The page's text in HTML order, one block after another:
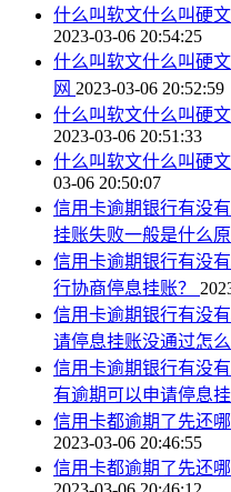
什么叫软文什么叫硬
2023-03-06 20:54:25
什么叫软文什么叫硬
网 2023-03-06 20:52:59
什么叫软文什么叫硬
2023-03-06 20:51:33
什么叫软文什么叫硬
03-06 20:50:07
信用卡逾期银行有没
挂账失败一般是什么原
信用卡逾期银行有没
行协商停息挂账？
信用卡逾期银行有没
请停息挂账没通过怎么
信用卡逾期银行有没
有逾期可以申请停息
信用卡都逾期了先还
2023-03-06 20:46:55
信用卡都逾期了先还